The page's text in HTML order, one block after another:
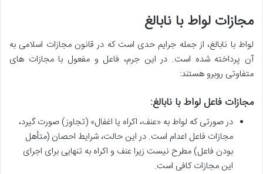
مجازات لواط با نابالغ
لواط با نابالغ، از جمله جرایم حدی است که در قانون مجازات اسلامی به
آن پرداخته شده است. در این جرم، فاعل و مفعول با مجازات های
متفاوتی روبرو هستند:
مجازات فاعل لواط با نابالغ:
در صورتی که لواط به «عنف، اکراه یا اغفال» (تجاوز) صورت گیرد،
مجازات فاعل اعدام است. در این حالت، شرایط احصان (متأهل
بودن فاعل) مطرح نیست زیرا عنف و اکراه به تنهایی برای اجرای
این مجازات کافی است.